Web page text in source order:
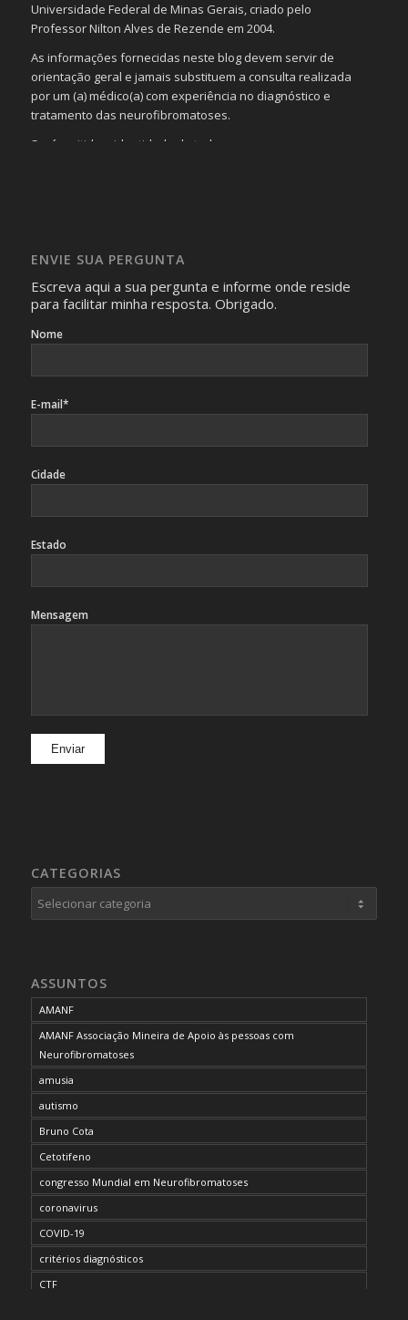
Universidade Federal de Minas Gerais, criado pelo
Professor Nilton Alves de Rezende em 2004.
As informações fornecidas neste blog devem servir de
orientação geral e jamais substituem a consulta realizada
por um (a) médico(a) com experiência no diagnóstico e
tratamento das neurofibromatoses.
Será omitida a identidade de todas as pessoas que
identificação da pessoa fotografada.
ENVIE SUA PERGUNTA
Escreva aqui a sua pergunta e informe onde reside
para facilitar minha resposta. Obrigado.
Nome
E-mail*
Cidade
Estado
Mensagem
CATEGORIAS
Categorias
ASSUNTOS
AMANF
AMANF Associação Mineira de Apoio às pessoas com
Neurofibromatoses
amusia
autismo
Bruno Cota
Cetotifeno
congresso Mundial em Neurofibromatoses
coronavirus
COVID-19
critérios diagnósticos
CTF